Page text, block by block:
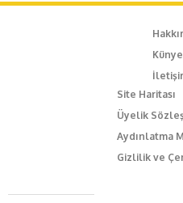
Künye
Site Haritası
Üyelik
Aydınlatma
Gizlilik ve
Caferağa Mah. Dr. Şakir